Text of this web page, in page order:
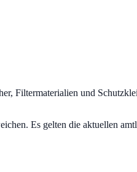
Filtermaterialien und
Es gelten die aktuellen